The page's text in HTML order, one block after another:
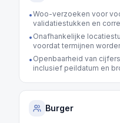
•Woo-verzoeken voor
validatiestukken en
• Onafhankelijke
voordat termijnen
• Openbaarheid van
inclusief peildatum en
Burger